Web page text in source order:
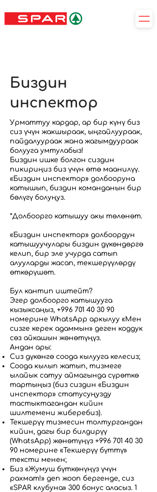
Биздин
инспектор
Урматтуу кардар, ар бир күнү биз
сиз үчүн жакшыраак, ыңгайлуураак,
пайдалуураак жана жагымдуураак
болууга умтулабыз!
Биздин ишке болгон сиздин
пикириңиз биз үчүн өтө маанилүү.
«Биздин инспектор» долбооруна
катышып, биздин команданын бир
бөлүгү болуңуз.
*Долбоорго катышуу акы төлөнөт.
«Биздин инспектор» долбоордун
катышуучулары биздин дүкөндөргө
келип, бир эле учурда сатып
алууларды жасап, текшерүүлөрдү
өткөрүшөт.
Бул кантип иштейт?
Эгер долбоорго катышууга
кызыксаңыз, +996 701 40 30 90
номерине WhatsApp аркылуу «Мен
сизге керек адаммын» деген коддук
сөз айкашын жөнөтүңүз.
Андан ары:
Сиз дүкөнгө соода кылууга келесиз;
Соода кылып жатып, тизмеге
ылайык сатуу аймагында сүрөткө
тартыңыз (биз сиздин «Биздин
инспектор» статусуңузду
тастыктагандан кийин
шилтемени жиберебиз).
Текшерүү тизмесин толтургандан
кийин, дагы бир билдирүү
(WhatsApp) жөнөтүңүз +996 701 40 30
90 номерине «Текшерүү бүттү»
тексти менен;
Биз «Жумуш бүткөнүңүз үчүн
рахмат!» деп жооп бергенде, сиз
«SPAR клубуна» 300 бонус аласыз. 1